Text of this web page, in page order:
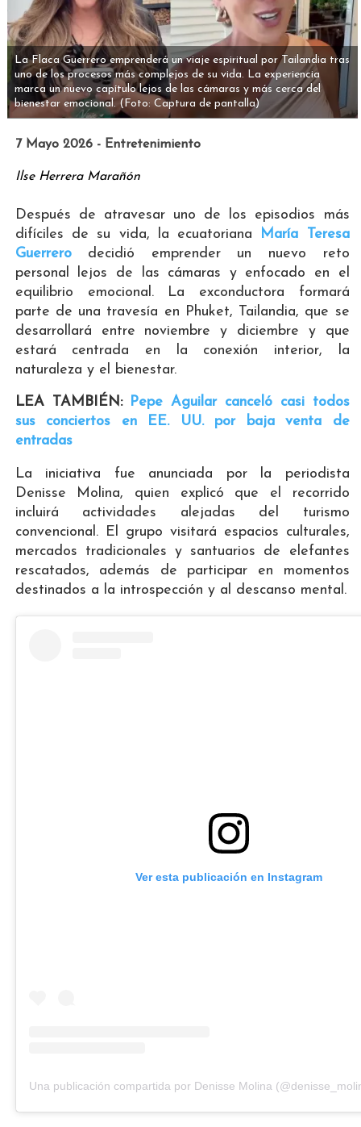
La Flaca Guerrero emprenderá un viaje espiritual por Tailandia tras
uno de los procesos más complejos de su vida. La experiencia
marca un nuevo capítulo lejos de las cámaras y más cerca del
bienestar emocional. (Foto: Captura de pantalla)
7 Mayo 2026 - Entretenimiento
Ilse Herrera Marañón
Después de atravesar uno de los episodios más
difíciles de su vida, la ecuatoriana
María Teresa
Guerrerodecidió emprender un nuevo reto
personal lejos de las cámaras y enfocado en el
equilibrio emocional. La exconductora formará
parte de una travesía en Phuket, Tailandia, que se
desarrollará entre noviembre y diciembre y que
estará centrada en la conexión interior, la
naturaleza y el bienestar.
LEA TAMBIÉN:
Pepe Aguilar canceló casi todos
sus conciertos en EE. UU. por baja venta de
entradas
La iniciativa fue anunciada por la periodista
Denisse Molina, quien explicó que el recorrido
incluirá actividades alejadas del turismo
convencional. El grupo visitará espacios culturales,
mercados tradicionales y santuarios de elefantes
rescatados, además de participar en momentos
destinados a la introspección y al descanso mental.
Ver esta publicación en Instagram
Una publicación compartida por Denisse Molina